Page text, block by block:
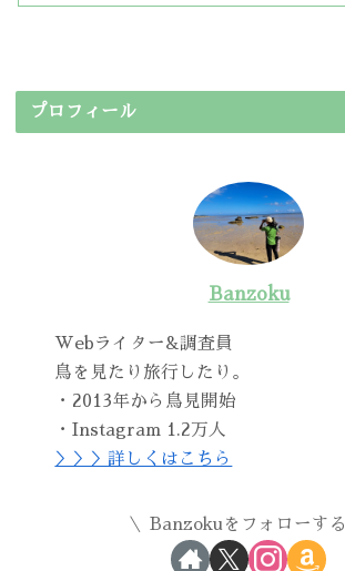
プロフィール
Banzoku
Webライター&調査員
鳥を見たり旅行したり。
・2013年から鳥見開始
・Instagram 1.2万人
＞＞＞詳しくはこちら
Banzokuをフォローする